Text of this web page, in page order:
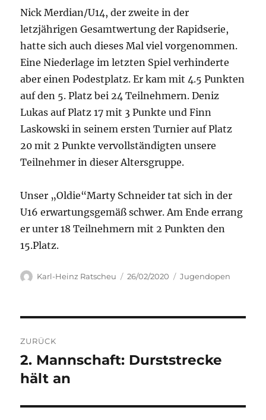
Nick Merdian/U14, der zweite in der
letzjährigen Gesamtwertung der Rapidserie,
hatte sich auch dieses Mal viel vorgenommen.
Eine Niederlage im letzten Spiel verhinderte
aber einen Podestplatz. Er kam mit 4.5 Punkten
auf den 5. Platz bei 24 Teilnehmern. Deniz
Lukas auf Platz 17 mit 3 Punkte und Finn
Laskowski in seinem ersten Turnier auf Platz
20 mit 2 Punkte vervollständigten unsere
Teilnehmer in dieser Altersgruppe.
Unser „Oldie“Marty Schneider tat sich in der
U16 erwartungsgemäß schwer. Am Ende errang
er unter 18 Teilnehmern mit 2 Punkten den
15.Platz.
Autor
Karl-Heinz Ratscheu
Veröffentlicht
26/02/2020 Kategorien
Jugendopen
ZURÜCK
Vorheriger
Beitrag:
2. Mannschaft: Durststrecke
hält an